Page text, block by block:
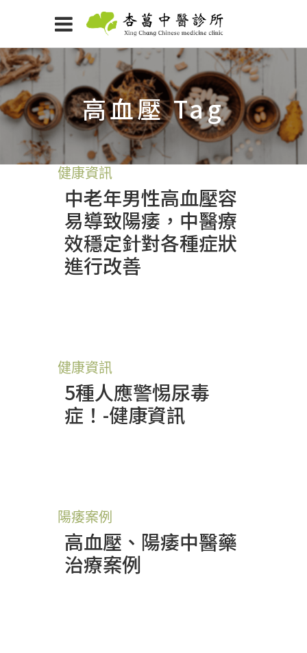
高血壓 Tag
健康資訊
中老年男性高血壓容
易導致陽痿，中醫療
效穩定針對各種症狀
進行改善
健康資訊
5種人應警惕尿毒
症！-健康資訊
陽痿案例
高血壓、陽痿中醫藥
治療案例